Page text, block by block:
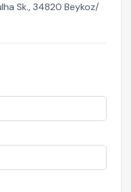
Sk., 34820 Beykoz/